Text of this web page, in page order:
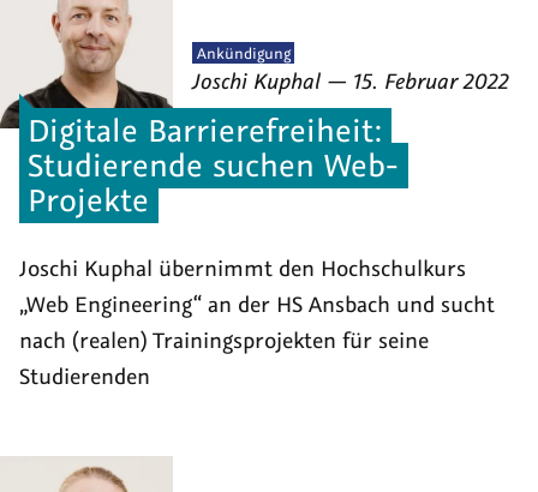
Digitale Barrierefreiheit:
Studierende suchen Web-
Projekte
Joschi Kuphal übernimmt den Hochschulkurs
„Web Engineering“ an der HS Ansbach und sucht
nach (realen) Trainingsprojekten für seine
Studierenden
Veröffentlicht
als
Ankündigung
von
Joschi Kuphal — am
15. Februar 2022